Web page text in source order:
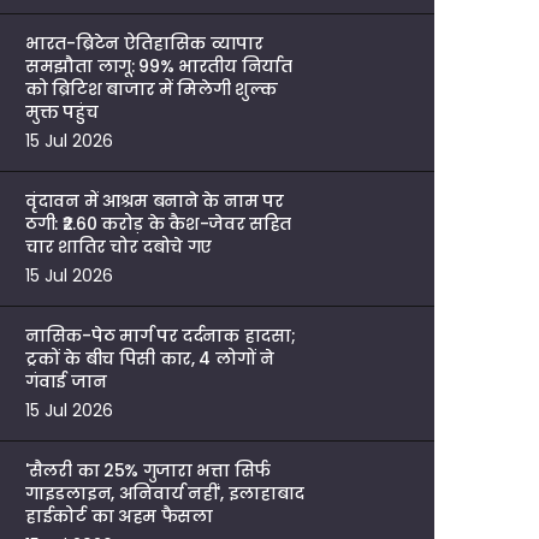
भारत-ब्रिटेन ऐतिहासिक व्यापार
समझौता लागू: 99% भारतीय निर्यात
को ब्रिटिश बाजार में मिलेगी शुल्क
मुक्त पहुंच
15 Jul 2026
वृंदावन में आश्रम बनाने के नाम पर
ठगी: ₹2.60 करोड़ के कैश-जेवर सहित
चार शातिर चोर दबोचे गए
15 Jul 2026
नासिक-पेठ मार्ग पर दर्दनाक हादसा;
ट्रकों के बीच पिसी कार, 4 लोगों ने
गंवाई जान
15 Jul 2026
'सैलरी का 25% गुजारा भत्ता सिर्फ
गाइडलाइन, अनिवार्य नहीं', इलाहाबाद
हाईकोर्ट का अहम फैसला